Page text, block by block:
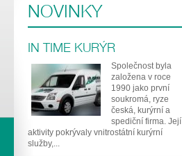
NOVINKY
IN TIME KURÝR
Společnost byla
založena v roce
1990 jako první
soukromá, ryze
česká, kurýrní a
spediční firma. Její
aktivity pokrývaly vnitrostátní kurýrní
služby,...